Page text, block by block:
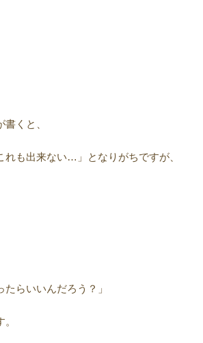
くと、
れも出来ない…」となりがちですが、
たらいいんだろう？」